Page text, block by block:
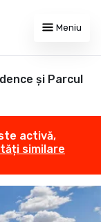
Meniu
și Parcul
activă,
similare